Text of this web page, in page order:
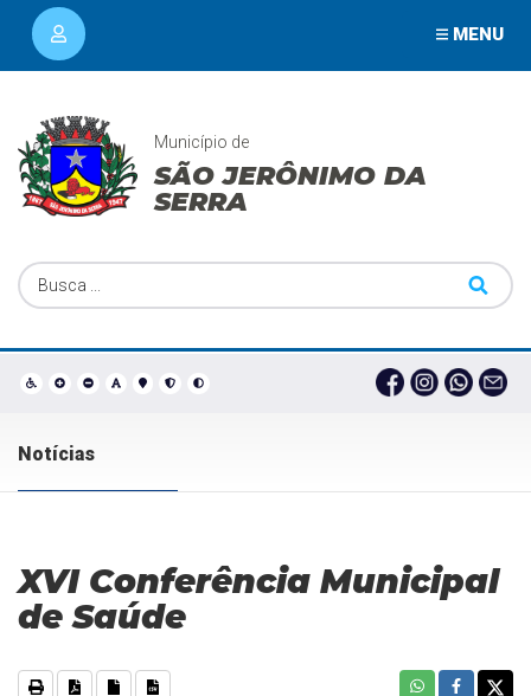
MENU
Município de
SÃO JERÔNIMO DA
SERRA
Notícias
XVI Conferência Municipal
de Saúde